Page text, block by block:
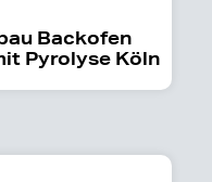
Backofen
Pyrolyse Köln